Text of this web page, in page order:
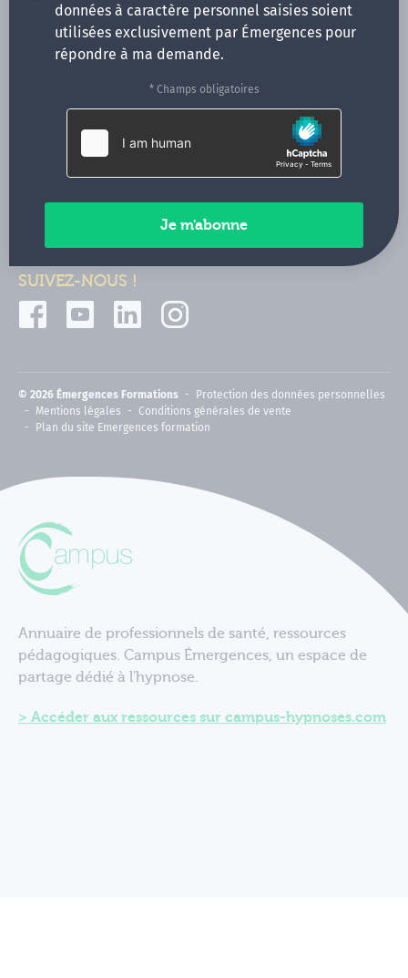
données à caractère personnel saisies soient
utilisées exclusivement par Émergences pour
répondre à ma demande.
* Champs obligatoires
Qui sommes-nous ?
CONTACT
35000 Rennes
02 99 05 25 47
Contactez-nous
Paiements sécurisés
SUIVEZ-NOUS !
© 2026 Émergences Formations
Protection des données personnelles
Mentions légales
Conditions générales de vente
Plan du site Emergences formation
Annuaire de professionnels de santé, ressources
pédagogiques. Campus Émergences, un espace de
partage dédié à l'hypnose.
Accéder aux ressources sur campus-hypnoses.com